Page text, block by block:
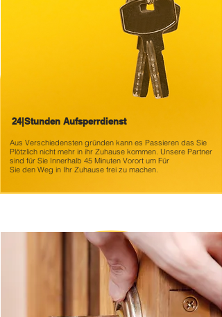
24|Stunden Aufsperrdienst
Aus Verschiedensten gründen kann es Passieren das Sie
Plötzlich nicht mehr in ihr Zuhause kommen. Unsere Partner
sind für Sie Innerhalb 45 Minuten Vorort um Für
Sie den Weg in Ihr Zuhause frei zu machen.